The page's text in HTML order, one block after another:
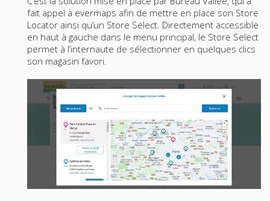
fait appel à evermaps afin de mettre en place son Store
Locator ainsi qu’un Store Select. Directement accessible
en haut à gauche dans le menu principal, le Store Select
permet à l’internaute de sélectionner en quelques clics
son magasin favori.